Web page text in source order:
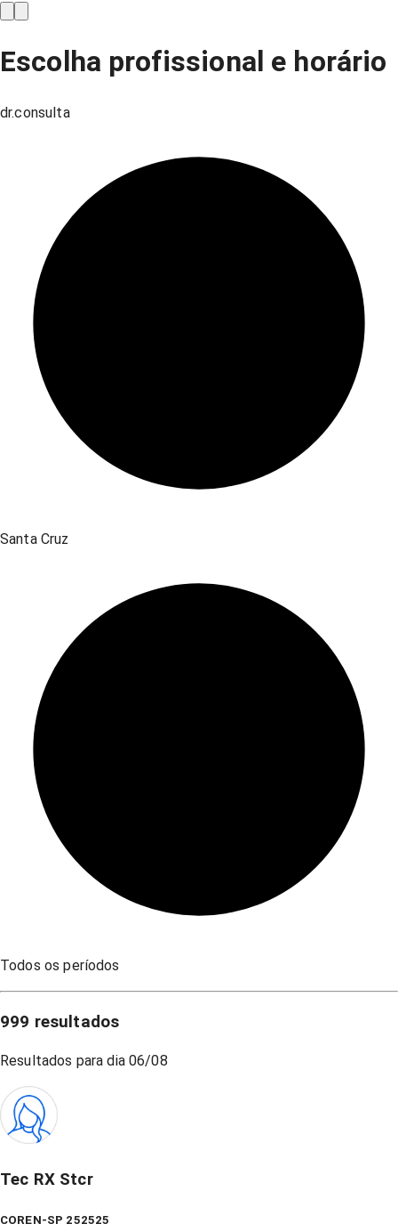
Escolha profissional e horário
dr.consulta
Santa Cruz
Todos os períodos
999 resultados
Resultados para dia 06/08
Tec RX Stcr
COREN-SP 252525